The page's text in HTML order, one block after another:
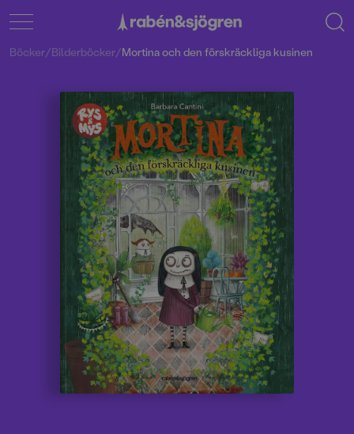
Böcker/Bilderböcker/Mortina och den förskräckliga kusinen